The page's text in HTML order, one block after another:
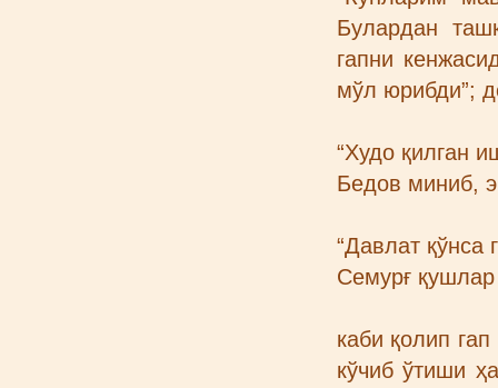
Булардан
гапни
мўл юрибди”;
“Худо қилган
Бедов миниб,
“Давлат қўнса
Семурғ
каби қолип
кўчиб ўтиши